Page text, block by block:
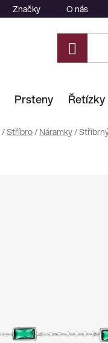
Značky O nás
Prsteny Řetízky
/Stříbro/ Náramky/